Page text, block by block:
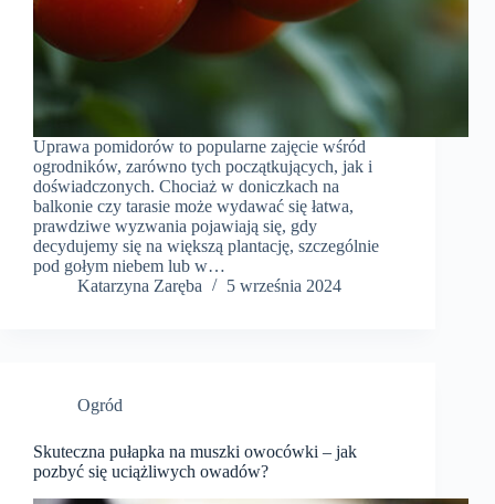
Uprawa pomidorów to popularne zajęcie wśród
ogrodników, zarówno tych początkujących, jak i
doświadczonych. Chociaż w doniczkach na
balkonie czy tarasie może wydawać się łatwa,
prawdziwe wyzwania pojawiają się, gdy
decydujemy się na większą plantację, szczególnie
pod gołym niebem lub w…
Katarzyna Zaręba
5 września 2024
Ogród
Skuteczna pułapka na muszki owocówki – jak
pozbyć się uciążliwych owadów?